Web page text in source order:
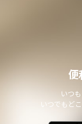
不動産会社との
・ 本サイトから
・ その他、本サ
個人情報の安全
本サイトは、取
他の個人情報の
個人情報の委託に
便
いつ
いつでもど